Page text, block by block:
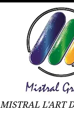
MISTRAL L'ART